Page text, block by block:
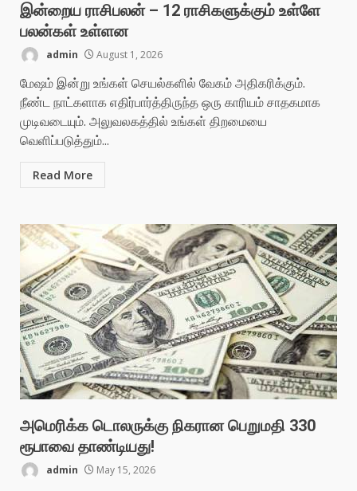
இன்றைய ராசிபலன் – 12 ராசிகளுக்கும் உள்ளே
பலன்கள் உள்ளன
admin August 1, 2026
மேஷம் இன்று உங்கள் செயல்களில் வேகம் அதிகரிக்கும்.
நீண்ட நாட்களாக எதிர்பார்த்திருந்த ஒரு காரியம் சாதகமாக
முடிவடையும். அலுவலகத்தில் உங்கள் திறமையை
வெளிப்படுத்தும்...
Read More
அமெரிக்க டொலருக்கு நிகரான பெறுமதி 330
ரூபாவை தாண்டியது!
admin May 15, 2026